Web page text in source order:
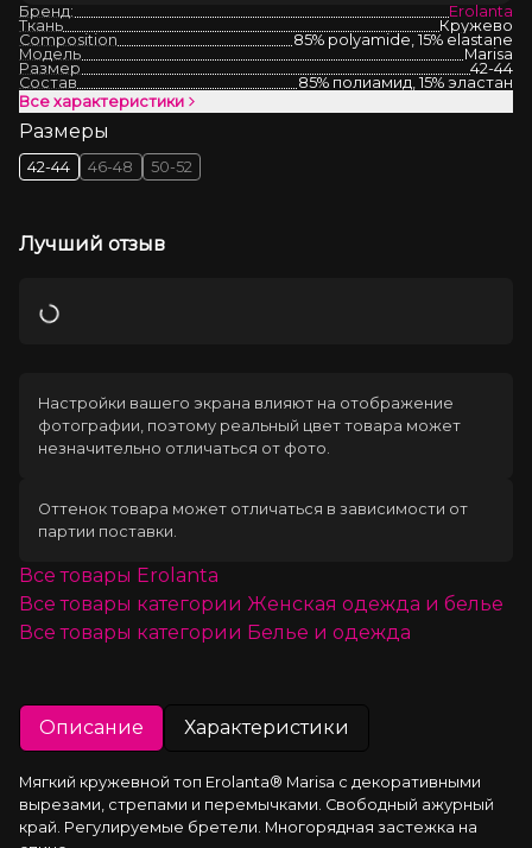
Бренд:
Erolanta
Ткань
Кружево
Composition
85% polyamide, 15% elastane
Модель
Marisa
Размер
42-44
Состав
85% полиамид, 15% эластан
Все характеристики
Размеры
42-44 46-48 50-52
Лучший отзыв
Загрузка
Настройки вашего экрана влияют на отображение
фотографии, поэтому реальный цвет товара может
незначительно отличаться от фото.
Оттенок товара может отличаться в зависимости от
партии поставки.
Все товары Erolanta
Все товары категории Женская одежда и белье
Все товары категории Белье и одежда
Описание Характеристики
Мягкий кружевной топ Erolanta® Marisa с декоративными
вырезами, стрепами и перемычками. Свободный ажурный
край. Регулируемые бретели. Многорядная застежка на